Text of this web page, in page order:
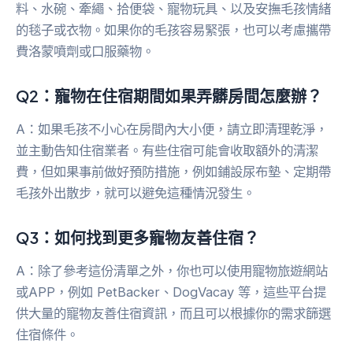
料、水碗、牽繩、拾便袋、寵物玩具、以及安撫毛孩情緒
的毯子或衣物。如果你的毛孩容易緊張，也可以考慮攜帶
費洛蒙噴劑或口服藥物。
Q2：寵物在住宿期間如果弄髒房間怎麼辦？
A：如果毛孩不小心在房間內大小便，請立即清理乾淨，
並主動告知住宿業者。有些住宿可能會收取額外的清潔
費，但如果事前做好預防措施，例如鋪設尿布墊、定期帶
毛孩外出散步，就可以避免這種情況發生。
Q3：如何找到更多寵物友善住宿？
A：除了參考這份清單之外，你也可以使用寵物旅遊網站
或APP，例如 PetBacker、DogVacay 等，這些平台提
供大量的寵物友善住宿資訊，而且可以根據你的需求篩選
住宿條件。